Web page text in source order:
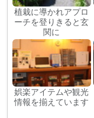
植栽に導かれアプロ
ーチを登りきると玄
関に
娯楽アイテムや観光
情報を揃えています